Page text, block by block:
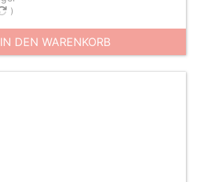
)
IN DEN WARENKORB